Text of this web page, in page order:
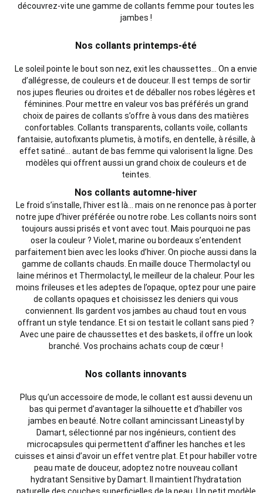
découvrez-vite une gamme de collants femme pour toutes les
jambes !
Nos collants printemps-été
Le soleil pointe le bout son nez, exit les chaussettes… On a envie
d’allégresse, de couleurs et de douceur. Il est temps de sortir
nos jupes fleuries ou droites et de déballer nos robes légères et
féminines. Pour mettre en valeur vos bas préférés un grand
choix de paires de collants s’offre à vous dans des matières
confortables. Collants transparents, collants voile, collants
fantaisie, autofixants plumetis, à motifs, en dentelle, à résille, à
effet satiné… autant de bas femme qui valorisent la ligne. Des
modèles qui offrent aussi un grand choix de couleurs et de
teintes.
Nos collants automne-hiver
Le froid s’installe, l’hiver est là… mais on ne renonce pas à porter
notre jupe d’hiver préférée ou notre robe. Les collants noirs sont
toujours aussi prisés et vont avec tout. Mais pourquoi ne pas
oser la couleur ? Violet, marine ou bordeaux s’entendent
parfaitement bien avec les looks d’hiver. On pioche aussi dans la
gamme de collants chauds. En maille douce Thermolactyl ou
laine mérinos et Thermolactyl, le meilleur de la chaleur. Pour les
moins frileuses et les adeptes de l’opaque, optez pour une paire
de collants opaques et choisissez les deniers qui vous
conviennent. Ils gardent vos jambes au chaud tout en vous
offrant un style tendance. Et si on testait le collant sans pied ?
Avec une paire de chaussettes et des baskets, il offre un look
branché. Vos prochains achats coup de cœur !
Nos collants innovants
Plus qu’un accessoire de mode, le collant est aussi devenu un
bas qui permet d’avantager la silhouette et d’habiller vos
jambes en beauté. Notre collant amincissant Lineastyl by
Damart, sélectionné par nos ingénieurs, contient des
microcapsules qui permettent d’affiner les hanches et les
cuisses et ainsi d’avoir un effet ventre plat. Et pour habiller votre
peau mate de douceur, adoptez notre nouveau collant
hydratant Sensitive by Damart. Il maintient l’hydratation